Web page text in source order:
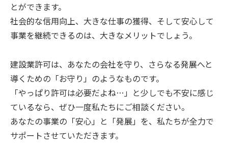
とができます。
社会的な信用向上、大きな仕事の獲得、そして安心して
事業を継続できるのは、大きなメリットでしょう。
建設業許可は、あなたの会社を守り、さらなる発展へと
導くための「お守り」のようなものです。
「やっぱり許可は必要だよね…」と少しでも不安に感じ
ているなら、ぜひ一度私たちにご相談ください。
あなたの事業の「安心」と「発展」を、私たちが全力で
サポートさせていただきます。